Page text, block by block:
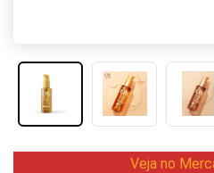
Veja no